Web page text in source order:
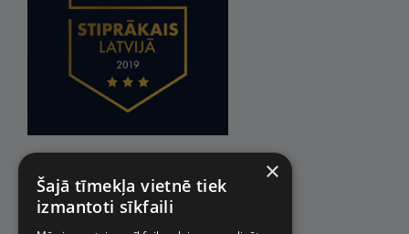
×
Šajā tīmekļa vietnē tiek
izmantoti sīkfaili